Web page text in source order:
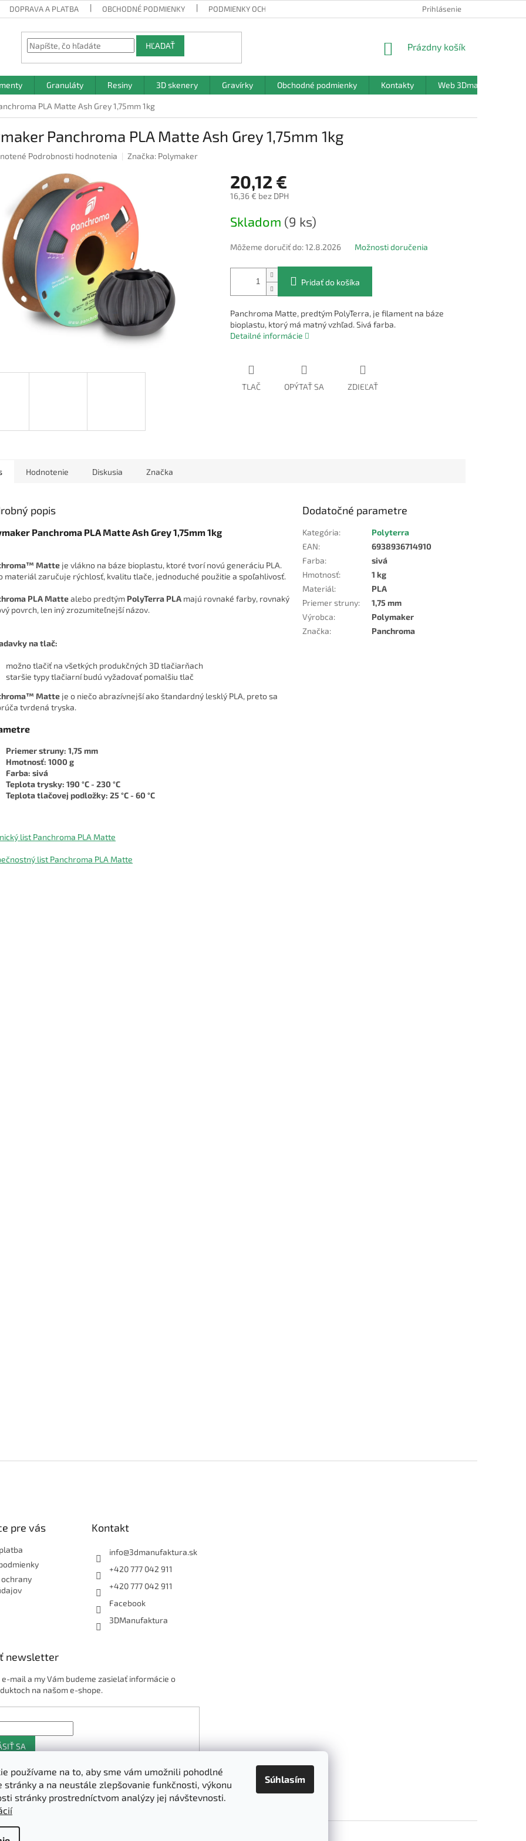
používame na to, aby sme vám umožnili pohodlné
stránky a na neustále zlepšovanie funkčnosti, výkonu
stránky prostredníctvom analýzy jej návštevnosti.
Súhlasím
DOPRAVA A PLATBA OBCHODNÉ PODMIENKY PODMIENKY OCHRANY OSOBNÝCH ÚDAJOV Prihlásenie
HĽADAŤ
NÁKUPNÝ
Prázdny košík
Granuláty Resiny 3D skenery Gravírky Obchodné podmienky Kontakty Web 3Dmanufaktura.sk
PLA Matte Ash Grey 1,75mm 1kg
Panchroma PLA Matte Ash Grey 1,75mm 1kg
Podrobnosti hodnotenia Značka: Polymaker
20,12 €
16,36 € bez DPH
cena:
Skladom (9 ks)
Môžeme doručiť do: 12.8.2026 Možnosti doručenia
Pridať do košíka
Panchroma Matte, predtým PolyTerra, je filament na báze
bioplastu, ktorý má matný vzhľad. Sivá farba.
Detailné informácie
TLAČ OPÝTAŤ SA ZDIEĽAŤ
Hodnotenie Diskusia Značka
popis
Panchroma PLA Matte Ash Grey 1,75mm 1kg
Matte je vlákno na báze bioplastu, ktoré tvorí novú generáciu PLA.
materiál zaručuje rýchlosť, kvalitu tlače, jednoduché použitie a spoľahlivosť.
PLA Mattealebo predtým PolyTerra PLA majú rovnaké farby, rovnaký
povrch, len iný zrozumiteľnejší názov.
na tlač:
možno tlačiť na všetkých produkčných 3D tlačiarňach
staršie typy tlačiarní budú vyžadovať pomalšiu tlač
Matte je o niečo abrazívnejší ako štandardný lesklý PLA, preto sa
tvrdená tryska.
Priemer struny: 1,75 mm
Hmotnosť: 1000 g
Farba: sivá
Teplota trysky: 190 °C - 230 °C
Teplota tlačovej podložky: 25 °C - 60 °C
list Panchroma PLA Matte
list Panchroma PLA Matte
Dodatočné parametre
Kategória:
Polyterra
EAN:
6938936714910
Farba:
sivá
Hmotnosť:
1 kg
Materiál:
PLA
Priemer struny:
1,75 mm
Výrobca:
Polymaker
Značka: Panchroma
pre vás
ochrany
Kontakt
info@3dmanufaktura.sk
+420 777 042 911
+420 777 042 911
Facebook
3DManufaktura
newsletter
mail a my Vám budeme zasielať informácie o
na našom e-shope.
SA
Shoptet.sk